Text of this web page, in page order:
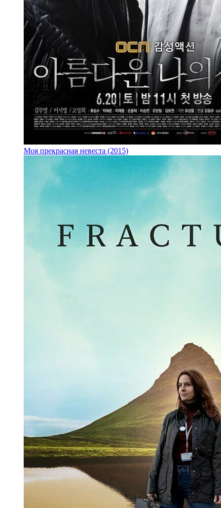
Моя прекрасная невеста (2015)